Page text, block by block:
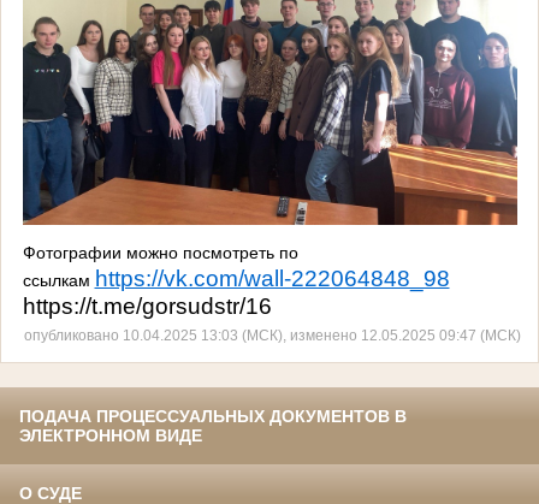
Фотографии можно посмотреть по
ссылкам https://vk.com/wall-222064848_98
https://t.me/gorsudstr/16
опубликовано 10.04.2025 13:03 (МСК), изменено 12.05.2025 09:47 (МСК)
ПОДАЧА ПРОЦЕССУАЛЬНЫХ ДОКУМЕНТОВ В
ЭЛЕКТРОННОМ ВИДЕ
О СУДЕ